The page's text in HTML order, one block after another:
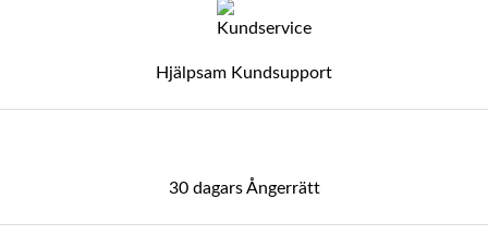
Hjälpsam Kundsupport
30 dagars Ångerrätt